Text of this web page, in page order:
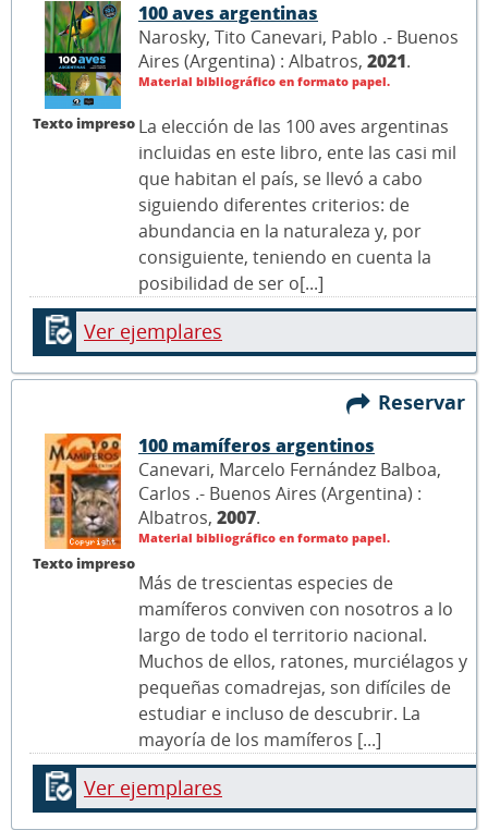
Texto impreso
100 aves argentinas
Narosky, Tito Canevari, Pablo .- Buenos
Aires (Argentina) : Albatros, 2021.
Material bibliográfico en formato papel.
La elección de las 100 aves argentinas
incluidas en este libro, ente las casi mil
que habitan el país, se llevó a cabo
siguiendo diferentes criterios: de
abundancia en la naturaleza y, por
consiguiente, teniendo en cuenta la
posibilidad de ser o[...]
Ver ejemplares
Reservar
Texto impreso
100 mamíferos argentinos
Canevari, Marcelo Fernández Balboa,
Carlos .- Buenos Aires (Argentina) :
Albatros, 2007.
Material bibliográfico en formato papel.
Más de trescientas especies de
mamíferos conviven con nosotros a lo
largo de todo el territorio nacional.
Muchos de ellos, ratones, murciélagos y
pequeñas comadrejas, son difíciles de
estudiar e incluso de descubrir. La
mayoría de los mamíferos [...]
Ver ejemplares